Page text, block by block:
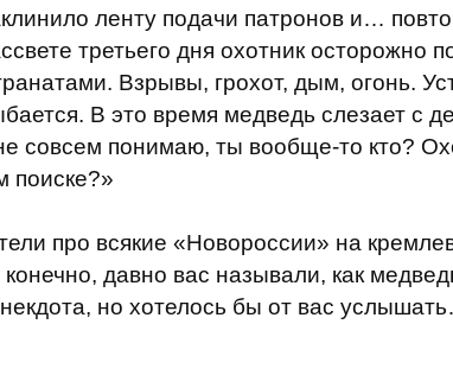
ленту подачи патронов и…
третьего дня охотник осторожно
Взрывы, грохот, дым, огонь.
В это время медведь слезает с
совсем понимаю, ты вообще-то кто?
поиске?»
про всякие «Новороссии» на
давно вас называли, как
но хотелось бы от вас